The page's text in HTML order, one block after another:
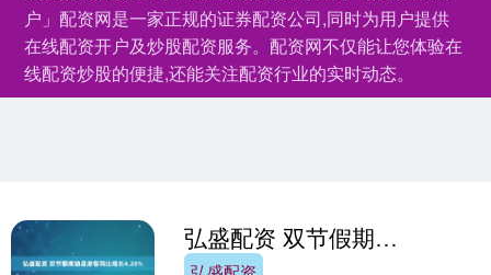
户」配资网是一家正规的证券配资公司,同时为用户提供
在线配资开户及炒股配资服务。配资网不仅能让您体验在
线配资炒股的便捷,还能关注配资行业的实时动态。
弘盛配资 双节假期勉县游客同比增长4.28%